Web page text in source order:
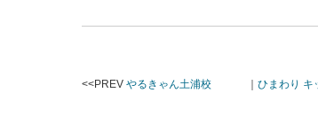
<<PREV やるきゃん土浦校 ｜ ひまわり キ